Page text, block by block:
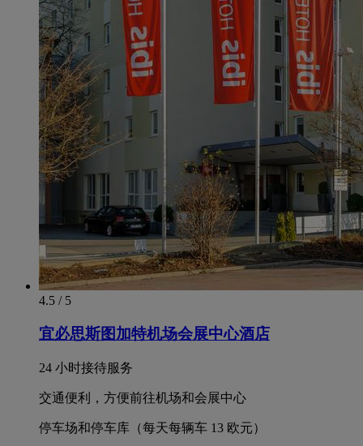
4.5 / 5
宜必思斯图加特机场会展中心酒店
24 小时接待服务
交通便利，方便前往机场和会展中心
停车场和停车库（每天每辆车 13 欧元）